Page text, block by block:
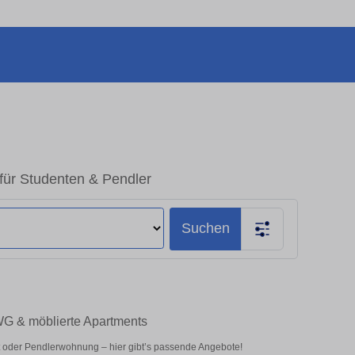
Studenten & Pendler
Suchen
& möblierte Apartments
Pendlerwohnung – hier gibt’s passende Angebote!